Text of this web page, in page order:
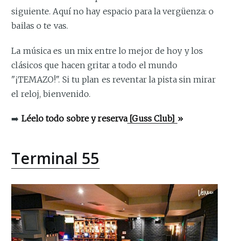
siguiente. Aquí no hay espacio para la vergüenza: o
bailas o te vas.
La música es un mix entre lo mejor de hoy y los
clásicos que hacen gritar a todo el mundo
"¡TEMAZO!". Si tu plan es reventar la pista sin mirar
el reloj, bienvenido.
➡️ Léelo todo sobre y reserva[Guss Club] »
Terminal 55